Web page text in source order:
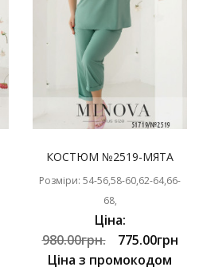
КОСТЮМ №2519-МЯТА
Розміри: 54-56,58-60,62-64,66-
68,
Ціна:
980.00грн.
775.00грн
Ціна з промокодом